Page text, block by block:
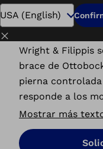
C-Brace
Wright & Filippis
brace de
pierna
responde a los
cotidianos en
garantizar la
confianza en la
Mostrar más